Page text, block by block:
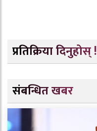
प्रतिक्रिया दिनुहोस् !
संबन्धित खबर